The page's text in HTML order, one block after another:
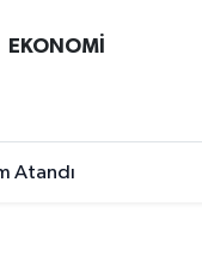
EKONOMİ
Atandı